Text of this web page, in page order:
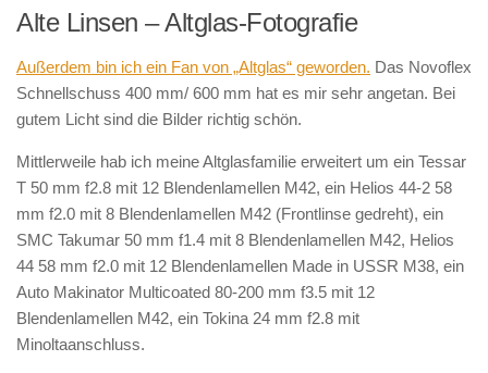
Alte Linsen – Altglas-Fotografie
Außerdem bin ich ein Fan von „Altglas“ geworden. Das Novoflex
Schnellschuss 400 mm/ 600 mm hat es mir sehr angetan. Bei
gutem Licht sind die Bilder richtig schön.
Mittlerweile hab ich meine Altglasfamilie erweitert um ein Tessar
T 50 mm f2.8 mit 12 Blendenlamellen M42, ein Helios 44-2 58
mm f2.0 mit 8 Blendenlamellen M42 (Frontlinse gedreht), ein
SMC Takumar 50 mm f1.4 mit 8 Blendenlamellen M42, Helios
44 58 mm f2.0 mit 12 Blendenlamellen Made in USSR M38, ein
Auto Makinator Multicoated 80-200 mm f3.5 mit 12
Blendenlamellen M42, ein Tokina 24 mm f2.8 mit
Minoltaanschluss.